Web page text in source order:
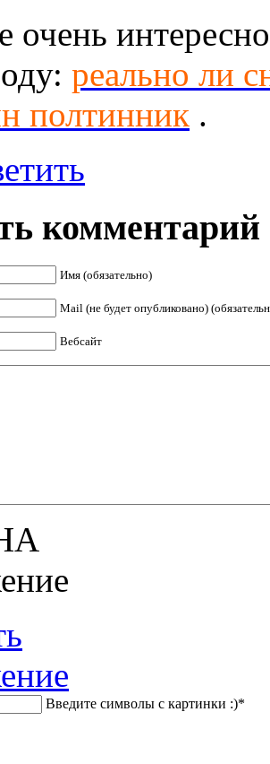
очень
реально ли
полтинник .
комментарий
Имя (обязательно)
Mail (не будет опубликовано)
Вебсайт
Введите символы с картинки :)*